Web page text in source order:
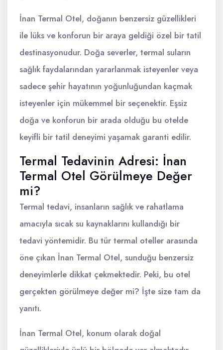
İnan Termal Otel, doğanın benzersiz güzellikleri
ile lüks ve konforun bir araya geldiği özel bir tatil
destinasyonudur. Doğa severler, termal suların
sağlık faydalarından yararlanmak isteyenler veya
sadece şehir hayatının yoğunluğundan kaçmak
isteyenler için mükemmel bir seçenektir. Eşsiz
doğa ve konforun bir arada olduğu bu otelde
keyifli bir tatil deneyimi yaşamak garanti edilir.
Termal Tedavinin Adresi: İnan
Termal Otel Görülmeye Değer
mi?
Termal tedavi, insanların sağlık ve rahatlama
amacıyla sıcak su kaynaklarını kullandığı bir
tedavi yöntemidir. Bu tür termal oteller arasında
öne çıkan İnan Termal Otel, sunduğu benzersiz
deneyimlerle dikkat çekmektedir. Peki, bu otel
gerçekten görülmeye değer mi? İşte size tam da
yanıtı.
İnan Termal Otel, konum olarak doğal